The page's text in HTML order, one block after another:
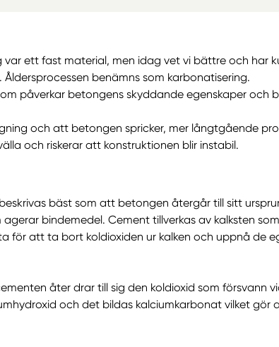
ett fast material, men idag vet vi bättre och har
benämns som karbonatisering.
påverkar betongens skyddande egenskaper och
och att betongen spricker, mer långtgående
och riskerar att konstruktionen blir instabil.
bäst som att betongen återgår till sitt
bindemedel. Cement tillverkas av kalksten
för att ta bort koldioxiden ur kalken och uppnå de
åter drar till sig den koldioxid som försvann
och det bildas kalciumkarbonat vilket gör